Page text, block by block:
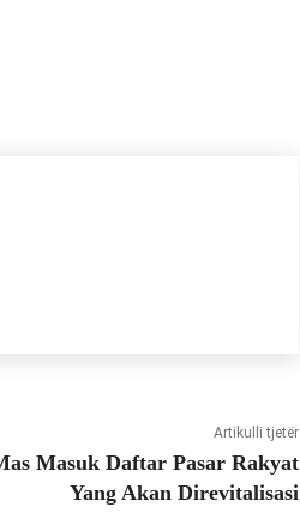
Artikulli tjetër
Masuk Daftar Pasar Rakyat
Yang Akan Direvitalisasi